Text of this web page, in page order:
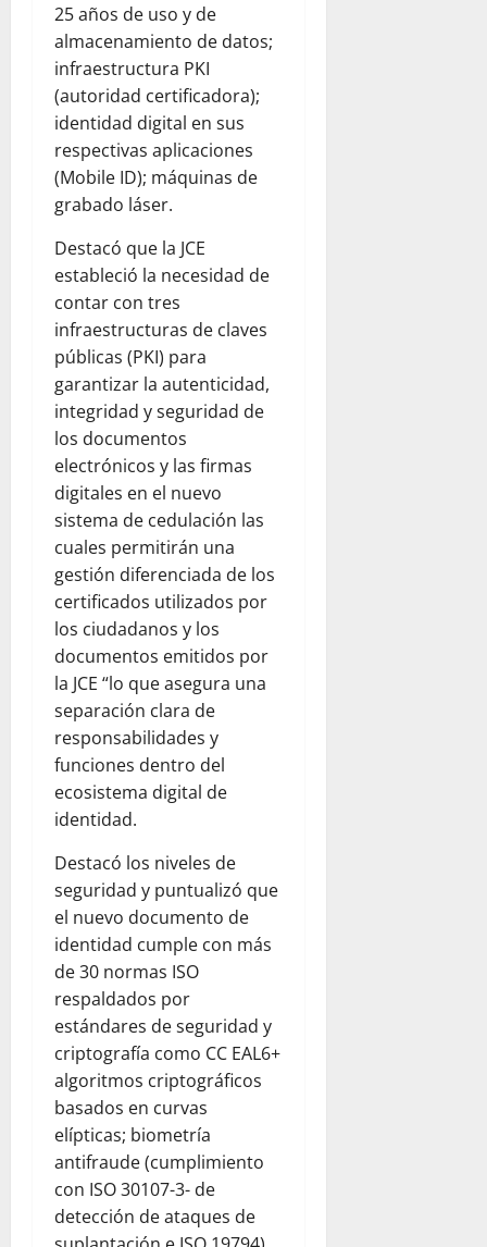
25 años de uso y de
almacenamiento de datos;
infraestructura PKI
(autoridad certificadora);
identidad digital en sus
respectivas aplicaciones
(Mobile ID); máquinas de
grabado láser.
Destacó que la JCE
estableció la necesidad de
contar con tres
infraestructuras de claves
públicas (PKI) para
garantizar la autenticidad,
integridad y seguridad de
los documentos
electrónicos y las firmas
digitales en el nuevo
sistema de cedulación las
cuales permitirán una
gestión diferenciada de los
certificados utilizados por
los ciudadanos y los
documentos emitidos por
la JCE “lo que asegura una
separación clara de
responsabilidades y
funciones dentro del
ecosistema digital de
identidad.
Destacó los niveles de
seguridad y puntualizó que
el nuevo documento de
identidad cumple con más
de 30 normas ISO
respaldados por
estándares de seguridad y
criptografía como CC EAL6+
algoritmos criptográficos
basados en curvas
elípticas; biometría
antifraude (cumplimiento
con ISO 30107-3- de
detección de ataques de